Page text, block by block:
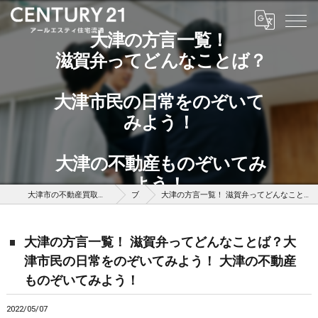
大津の方言一覧！
滋賀弁ってどんなことば？
大津市民の日常をのぞいて
みよう！
大津の不動産ものぞいてみ
よう！
大津市の不動産買取はセンチュリー21アールエスティ住宅流通 ブログ 大津の方言一覧！ 滋賀弁ってどんなことば？大津市民の日常をのぞいてみよう！ 大津の不動産ものぞいてみよう！
大津の方言一覧！ 滋賀弁ってどんなことば？大
津市民の日常をのぞいてみよう！ 大津の不動産
ものぞいてみよう！
2022/05/07